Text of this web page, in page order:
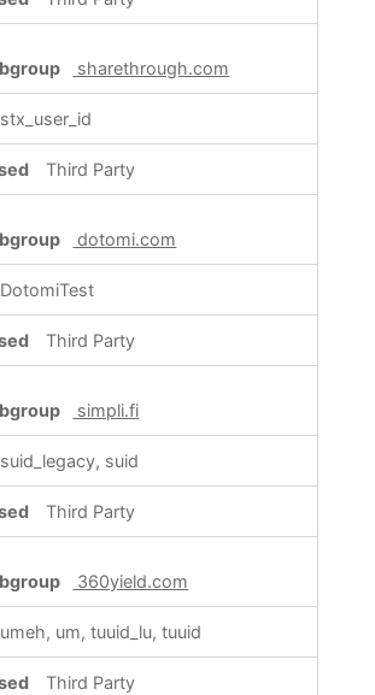
sharethrough.com
stx_user_id
Third Party
dotomi.com
DotomiTest
Third Party
simpli.fi
suid_legacy, suid
Third Party
360yield.com
umeh, um, tuuid_lu, tuuid
Third Party